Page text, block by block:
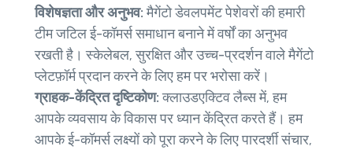
विशेषज्ञता और अनुभव:मैगेंटो डेवलपमेंट पेशेवरों की हमारी
टीम जटिल ई-कॉमर्स समाधान बनाने में वर्षों का अनुभव
रखती है। स्केलेबल, सुरक्षित और उच्च-प्रदर्शन वाले मैगेंटो
प्लेटफ़ॉर्म प्रदान करने के लिए हम पर भरोसा करें।
ग्राहक-केंद्रित दृष्टिकोण:क्लाउडएक्टिव लैब्स में, हम
आपके व्यवसाय के विकास पर ध्यान केंद्रित करते हैं। हम
आपके ई-कॉमर्स लक्ष्यों को पूरा करने के लिए पारदर्शी संचार,